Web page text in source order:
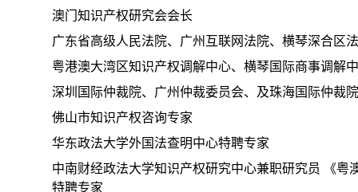
澳门知识产权研究会会长
广东省高级人民法院、广州互联网法院、横琴深合区
粤港澳大湾区知识产权调解中心、横琴国际商事调解
深圳国际仲裁院、广州仲裁委员会、及珠海国际仲裁
佛山市知识产权咨询专家
华东政法大学外国法查明中心特聘专家
中南财经政法大学知识产权研究中心兼职研究员 《粤
特聘专家